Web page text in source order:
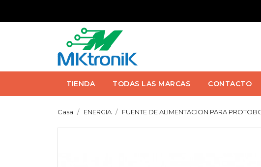
TIENDA TODAS LAS MARCAS CONTACTO
Casa ENERGIA FUENTE DE ALIMENTACION PARA